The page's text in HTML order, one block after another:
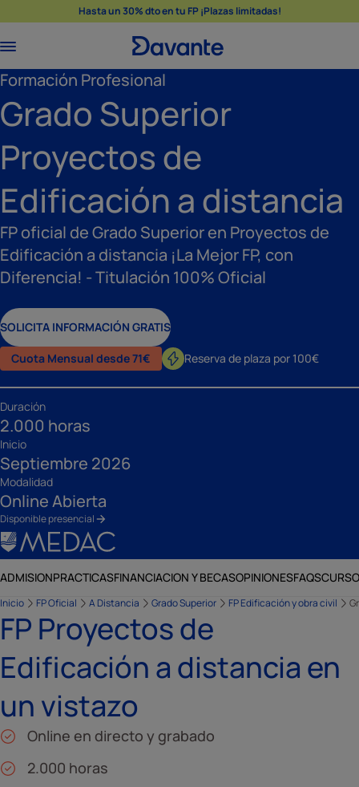
Hasta un 30% dto en tu FP ¡Plazas limitadas!
Formación Profesional
Grado Superior
Proyectos de
Edificación a distancia
FP oficial de Grado Superior en Proyectos de
Edificación a distancia ¡La Mejor FP, con
Diferencia! - Titulación 100% Oficial
SOLICITA INFORMACIÓN GRATIS
Cuota Mensual desde 71€ Reserva de plaza por 100€
Duración
2.000 horas
Inicio
Septiembre 2026
Modalidad
Online Abierta
Disponible presencial
ADMISIONPRACTICASFINANCIACION Y BECASOPINIONESFAQS
Inicio FP Oficial A Distancia Grado Superior FP Edificación y obra civil
FP Proyectos de
Edificación a distancia en
un vistazo
Online en directo y grabado
2.000 horas